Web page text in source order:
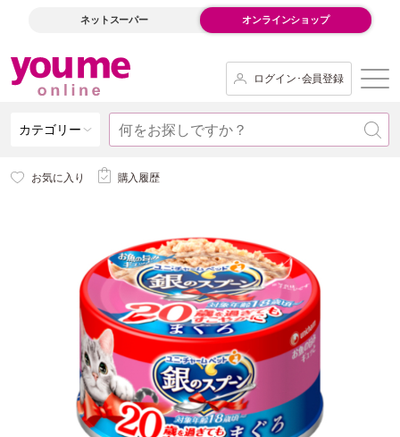
ネットスーパー オンラインショップ
ログイン･会員登録
カテゴリー
お気に入り 購入履歴